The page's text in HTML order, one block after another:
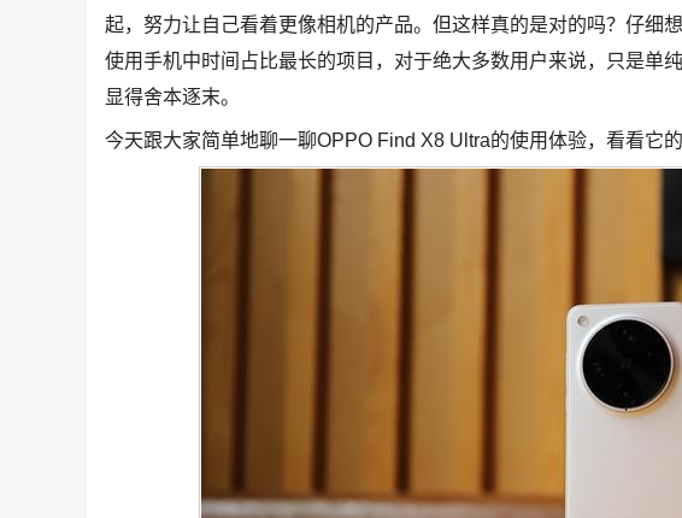
起，努力让自己看着更像相机的产品。但这样真的是对的吗？仔细
使用手机中时间占比最长的项目，对于绝大多数用户来说，只是单
显得舍本逐末。
今天跟大家简单地聊一聊OPPO Find X8 Ultra的使用体验，看看它